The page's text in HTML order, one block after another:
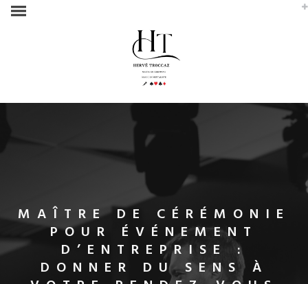
MAÎTRE DE CÉRÉMONIE
POUR ÉVÉNEMENT
D’ENTREPRISE :
DONNER DU SENS À